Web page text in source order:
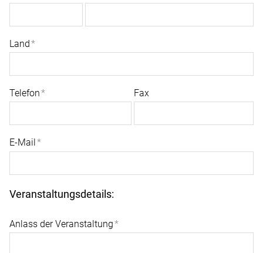
Land*
Telefon* Fax
E-Mail *
Veranstaltungsdetails:
Anlass der Veranstaltung*